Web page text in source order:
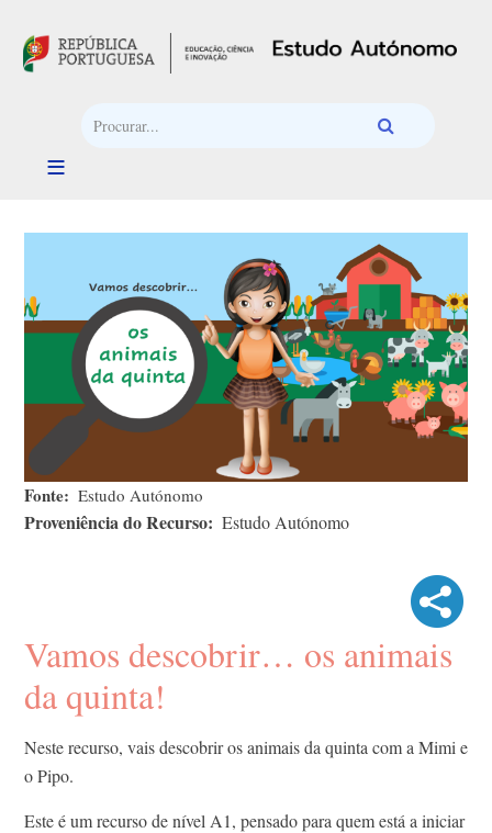
Fonte Estudo Autónomo
Proveniência do Recurso Estudo Autónomo
Vamos descobrir… os animais
da quinta!
Neste recurso, vais descobrir os animais da quinta com a Mimi e
o Pipo.
Este é um recurso de nível A1, pensado para quem está a iniciar